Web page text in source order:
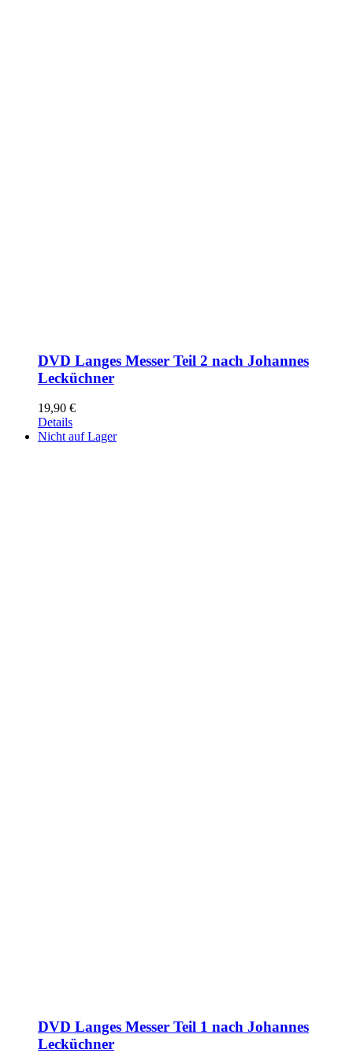
DVD Langes Messer Teil 2 nach Johannes
Lecküchner
19,90 €
Details
Nicht auf Lager
DVD Langes Messer Teil 1 nach Johannes
Lecküchner